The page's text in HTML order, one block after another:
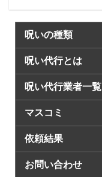
呪いの種類
呪い代行とは
呪い代行業者一覧
マスコミ
依頼結果
お問い合わせ